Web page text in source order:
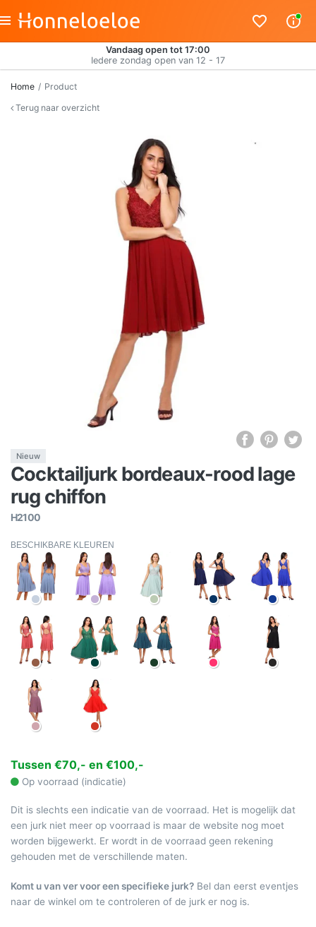
Vandaag open tot 17:00
Iedere zondag open van 12 - 17
Home
Product
Terug naar overzicht
Nieuw
Cocktailjurk bordeaux-rood lage
rug chiffon
H2100
BESCHIKBARE KLEUREN
Tussen €70,- en €100,-
Op voorraad (indicatie)
Dit is slechts een indicatie van de voorraad. Het is mogelijk dat
een jurk niet meer op voorraad is maar de website nog moet
worden bijgewerkt. Er wordt in de voorraad geen rekening
gehouden met de verschillende maten.
Komt u van ver voor een specifieke jurk? Bel dan eerst eventjes
naar de winkel om te controleren of de jurk er nog is.